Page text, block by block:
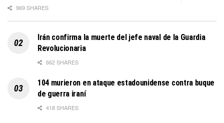
969 SHARES
Irán confirma la muerte del jefe naval de la Guardia
Revolucionaria
662 SHARES
104 murieron en ataque estadounidense contra buque
de guerra iraní
418 SHARES